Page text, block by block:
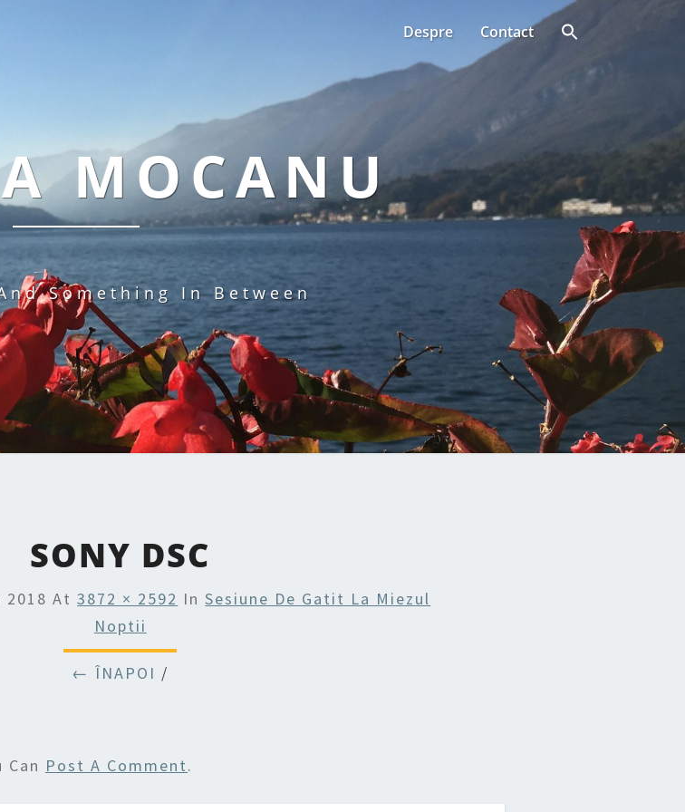
Despre Contact
MOCANU
Something In Between
SONY DSC
At3872 × 2592 InSesiune De Gatit La Miezul
Noptii
← ÎNAPOI /
Post A Comment.